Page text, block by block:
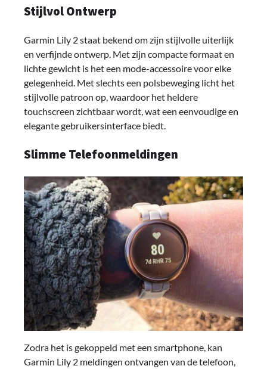
Stijlvol Ontwerp
Garmin Lily 2 staat bekend om zijn stijlvolle uiterlijk
en verfijnde ontwerp. Met zijn compacte formaat en
lichte gewicht is het een mode-accessoire voor elke
gelegenheid. Met slechts een polsbeweging licht het
stijlvolle patroon op, waardoor het heldere
touchscreen zichtbaar wordt, wat een eenvoudige en
elegante gebruikersinterface biedt.
Slimme Telefoonmeldingen
Zodra het is gekoppeld met een smartphone, kan
Garmin Lily 2 meldingen ontvangen van de telefoon,